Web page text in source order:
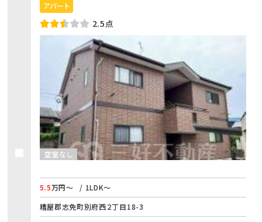
アパート
2.5点
空室なし
5.5万円～
/ 1LDK～
糟屋郡志免町別府西２丁目18-3